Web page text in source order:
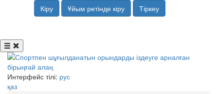
Кіру Ұйым ретінде кіру Тіркеу
Интерфейс тілі: рус
қаз